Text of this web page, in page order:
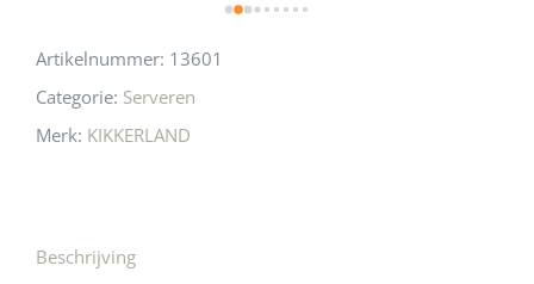
Artikelnummer: 13601
Categorie: Serveren
Merk: KIKKERLAND
Beschrijving